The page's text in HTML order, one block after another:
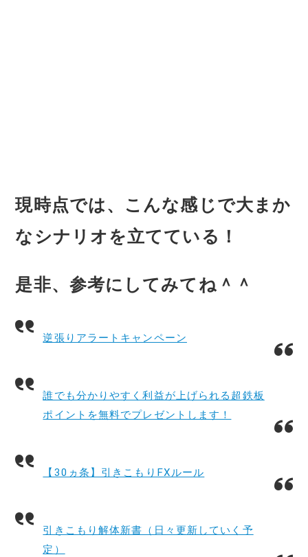
現時点では、こんな感じで大まか
なシナリオを立てている！
是非、参考にしてみてね＾＾
逆張りアラートキャンペーン
誰でも分かりやすく利益が上げられる超鉄板
ポイントを無料でプレゼントします！
【30ヵ条】引きこもりFXルール
引きこもり解体新書（日々更新していく予
定）